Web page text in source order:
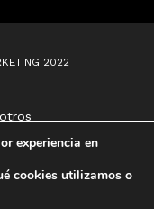
2022
experiencia en
cookies utilizamos o